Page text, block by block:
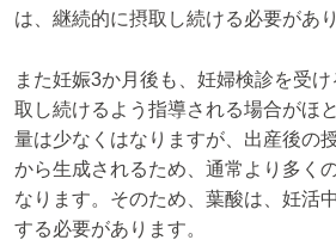
は、継続的に摂取し続ける必要があ
また妊娠3か月後も、妊婦検診を受
取し続けるよう指導される場合がほ
量は少なくはなりますが、出産後の
から生成されるため、通常より多く
なります。そのため、葉酸は、妊活
する必要があります。